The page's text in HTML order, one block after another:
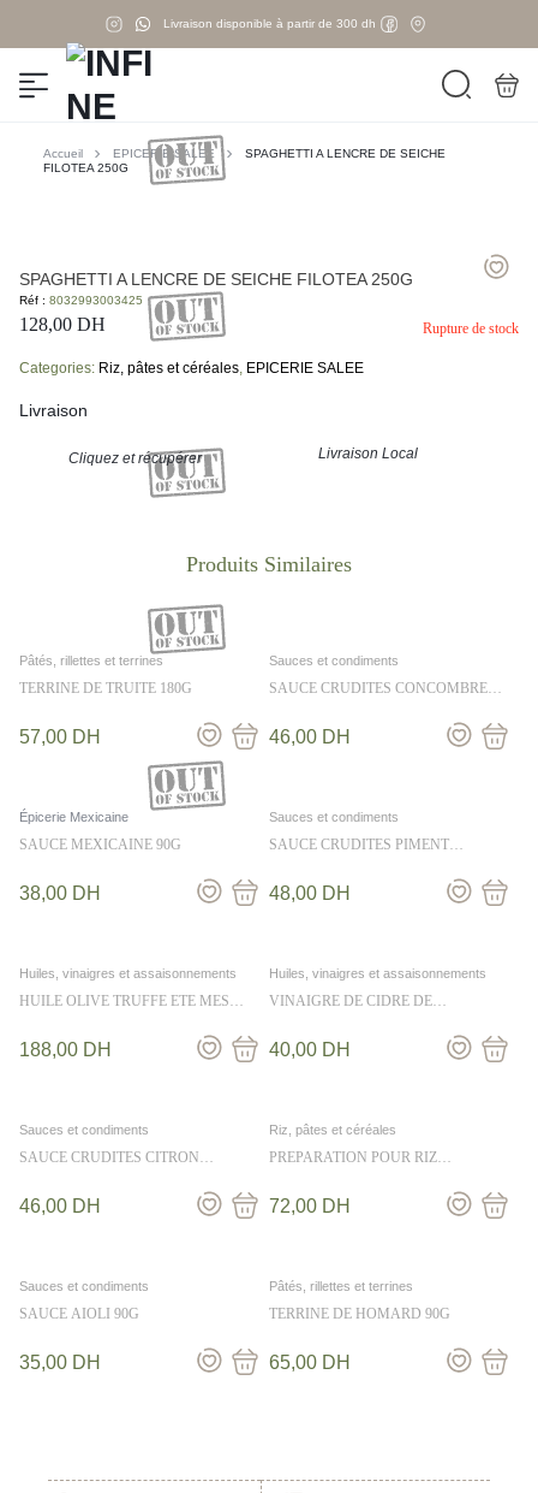
Livraison disponible à partir de 300 dh
Accueil EPICERIE SALEE
SPAGHETTI A LENCRE DE SEICHE
FILOTEA 250G
SPAGHETTI A LENCRE DE SEICHE FILOTEA 250G
Réf : 8032993003425
128,00 DH Rupture de stock
Categories: Riz, pâtes et céréales, EPICERIE SALEE
Livraison
Cliquez et récupérer Livraison Local
Pâtés, rillettes et terrines
TERRINE DE TRUITE 180G
57,00 DH
Sauces et condiments
SAUCE CRUDITES CONCOMBRE
46,00 DH
Épicerie Mexicaine
SAUCE MEXICAINE 90G
38,00 DH
Sauces et condiments
SAUCE CRUDITES PIMENT
48,00 DH
Huiles, vinaigres et assaisonnements
HUILE OLIVE TRUFFE ETE MES
188,00 DH
Huiles, vinaigres et assaisonnements
VINAIGRE DE CIDRE DE
40,00 DH
Sauces et condiments
SAUCE CRUDITES CITRON
46,00 DH
Riz, pâtes et céréales
PREPARATION POUR RIZ
72,00 DH
Sauces et condiments
SAUCE AIOLI 90G
35,00 DH
Pâtés, rillettes et terrines
TERRINE DE HOMARD 90G
65,00 DH